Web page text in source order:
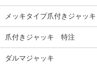
メッキタイプ爪付きジャッキ
爪付きジャッキ 特注
ダルマジャッキ